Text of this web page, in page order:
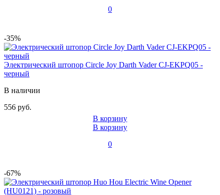
0
-35%
Электрический штопор Circle Joy Darth Vader CJ-EKPQ05 -
черный
В наличии
556 руб.
В корзину
В корзину
0
-67%